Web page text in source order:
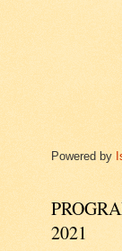
Powered by
2021